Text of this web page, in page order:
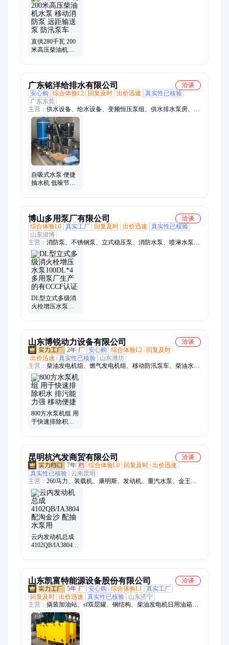
水泵、喷灌吸水泵、备用给水泵、柴油打水泵、锅炉给水泵、柴
油水泵机、柴油机、发电机组、无刷纯铜、防汛泵车、三相电机
泵、应急防汛泵、柴油发电机、柴油灌溉泵、普通灌溉泵
直供280千瓦 200
米高压柴油机水
广东铭洋给排水有限公司
洽谈
安心购
综合体验L2 回复及时 出价迅速
真实性已核验
广东东莞
主营： 供水设备、给水设备、变频恒压泵组、供水排水泵房、水
箱、自吸泵、排污泵、不锈钢水箱、304不锈钢水箱、消防水
箱、保温水箱、恒温水箱、方形保温水箱、圆形保温水箱
自吸式水泵 便捷
抽水机 低噪节能
博山多用泵厂有限公司
洽谈
综合体验L0 真实工厂 回复及时 出价迅速
真实性已核验
山东淄博
主营： 消防泵、不锈钢泵、立式稳压泵、消防水泵、喷淋水泵机
组、多级离心泵、立式喷淋泵、卧式离心泵、潜水排污泵、不锈
钢水箱、恒压供水设备、不锈钢消防水箱
DL型立式多级消
火栓增压水泵
山东博锐动力设备有限公司
洽谈
2年 厂 安心购 综合体验L2
回复及时
出价迅速
真实性已核验
山东潍坊
主营： 柴油发电机组、燃气发电机组、移动防汛泵车、柴油水泵
机组、移动柴油抽水泵、柴油机水泵机组、柴油自吸泵、柴油离
心泵、低噪音柴油发电机、上柴柴油发电机组、潍柴柴油发电机
组、玉柴柴油发电机组、康明斯柴油发电机组、大功率柴油发电
机组、静音箱燃气发电机组、天然气发电机组、大流量移动防汛
泵车、8寸柴油混流泵、柴油自吸泵车、柴油多级泵
800方水泵机组 用
于快速排除积水
昆明杭汽发商贸有限公司
洽谈
7年 档 综合体验L0 回复及时 出价迅速
真实性已核验 云南昆明
主营： 260马力、装载机、康明斯、发动机、重汽水泵、金王子
水泵、玉柴4fa、柴油机、空压机、发电机、yc4fa130-50、tbd-
226b-4g、马力玉柴、裸机总成、潍柴柴油、汽车大泵、汽车裸
机、潍柴汽配、重汽大泵、柴油裸机、玉柴电喷、潍柴活塞、c9
原厂缸体、潍柴道依茨、大泵自卸车
云内发动机总成
4102QB/IA3804配
山东凯富特能源设备股份有限公司
洽谈
5年 厂 安心购 综合体验L1 真实工厂
回复及时 出价迅速 真实性已核验
山东济宁
主营： 撬装加油站、sf双层罐、钢结构、柴油发电机日用油箱、
不锈钢罐、非标不锈钢罐、污水罐、地埋罐、储罐、合成釜、蓄
冷罐